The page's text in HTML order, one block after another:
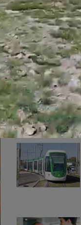
EL EXPOSITOR